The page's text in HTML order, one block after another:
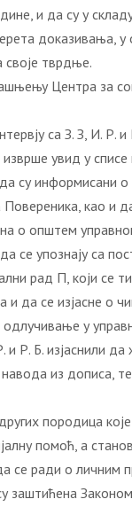
и да су у
доказивања, у
своје тврдње.
Центра за
са З. З, И. Р.
изврше увид у
су информисани
као и
о општем
се упознају са
рад П, који се
и да се изјасне о
одлучивање у
и Р. Б. изјаснили
из дописа, те
породица
помоћ, а
се ради о личним
заштићена